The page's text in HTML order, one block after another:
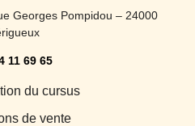
Georges Pompidou – 24000
11 69 65
du cursus
de vente